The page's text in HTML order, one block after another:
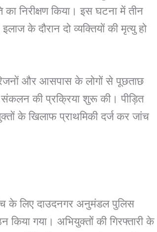
निरीक्षण किया। इस घटना में तीन
के दौरान दो व्यक्तियों की मृत्यु हो
और आसपास के लोगों से पूछताछ
संकलन की प्रक्रिया शुरू की। पीड़ित
के खिलाफ प्राथमिकी दर्ज कर जांच
के लिए दाउदनगर अनुमंडल पुलिस
गया। अभियुक्तों की गिरफ्तारी के